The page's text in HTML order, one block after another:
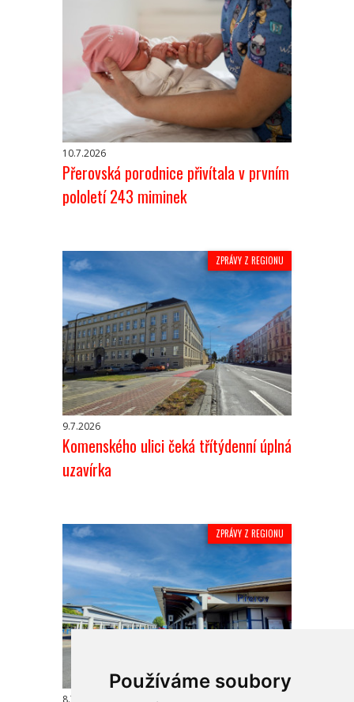
Používáme soubory
10.7.2026
Přerovská porodnice přivítala v prvním
pololetí 243 miminek
ZPRÁVY Z REGIONU
9.7.2026
Komenského ulici čeká třítýdenní úplná
uzavírka
ZPRÁVY Z REGIONU
8.7.2026